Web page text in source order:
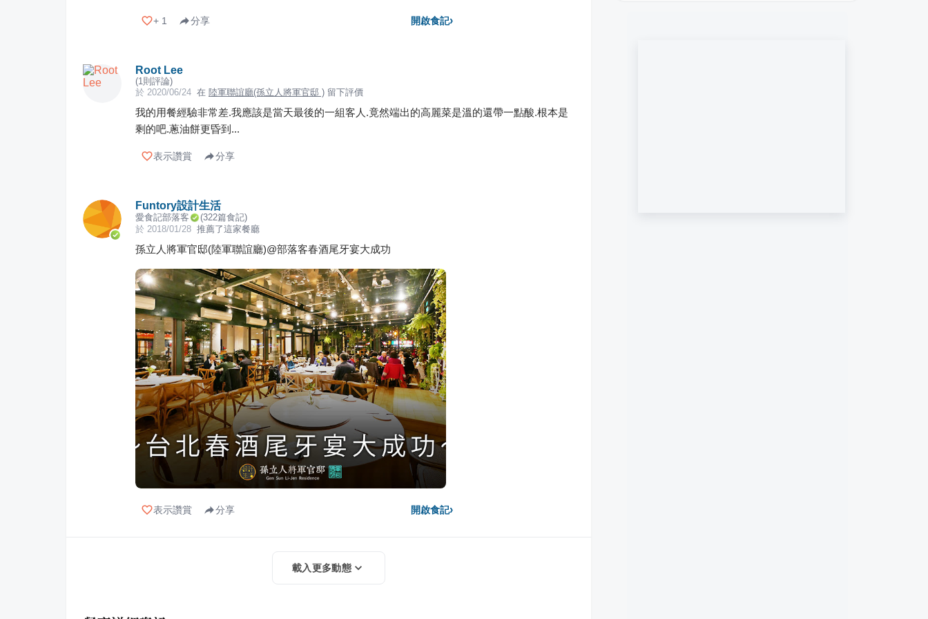
+ 1 分享 開啟食記›
Root Lee
(1則評論)
於 2020/06/24 在 陸軍聯誼廳(孫立人將軍官邸 ) 留下評價
我的用餐經驗非常差.我應該是當天最後的一組客人.竟然端出的高麗菜是溫的還帶一點酸.根本是
剩的吧.蔥油餅更昏到...
表示讚賞 分享
Funtory設計生活
愛食記部落客 (322篇食記)
於 2018/01/28 推薦了這家餐廳
孫立人將軍官邸(陸軍聯誼廳)@部落客春酒尾牙宴大成功
表示讚賞 分享 開啟食記›
載入更多動態